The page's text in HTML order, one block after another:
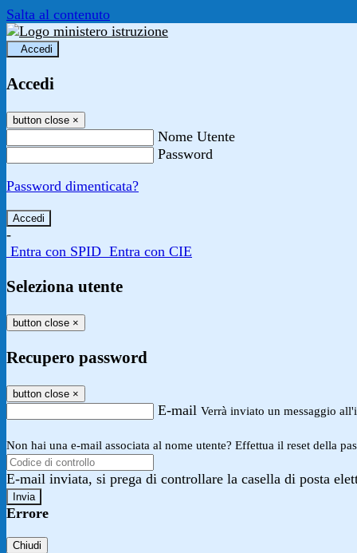
Salta al contenuto
Accedi
Accedi
button close ×
Nome Utente
Password
Password dimenticata?
-
Entra con SPID Entra con CIE
Seleziona utente
button close ×
Recupero password
button close ×
E-mail Verrà inviato un messaggio
Non hai una e-mail associata al nome utente? Effettua il reset della
E-mail inviata, si prega di controllare la casella di posta
Errore
Chiudi